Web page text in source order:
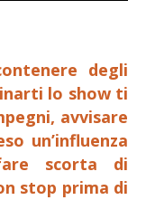
degli
lo show ti
avvisare
un’influenza
scorta di
stop prima di